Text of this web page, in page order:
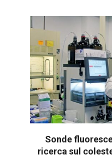
Sonde
ricerca sul